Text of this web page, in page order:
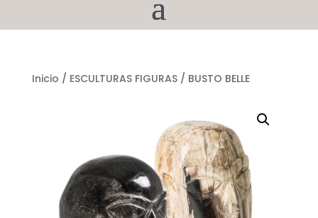
Inicio / ESCULTURAS FIGURAS/ BUSTO BELLE